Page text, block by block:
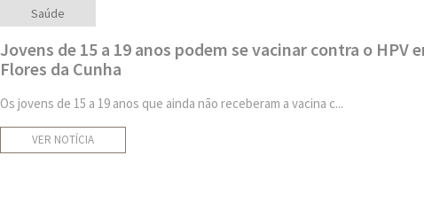
Saúde
Jovens de 15 a 19 anos podem se vacinar contra o HPV
Flores da Cunha
Os jovens de 15 a 19 anos que ainda não receberam a vacina c...
VER NOTÍCIA